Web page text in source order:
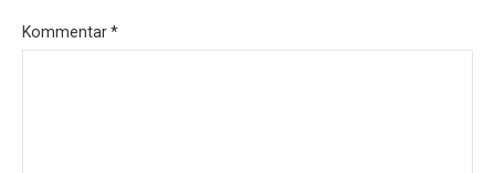
Kommentar*